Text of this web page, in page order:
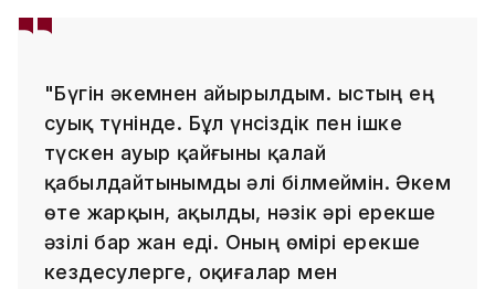
"Бүгін әкемнен айырылдым. Қыстың ең
суық түнінде. Бұл үнсіздік пен ішке
түскен ауыр қайғыны қалай
қабылдайтынымды әлі білмеймін. Әкем
өте жарқын, ақылды, нәзік әрі ерекше
әзілі бар жан еді. Оның өмірі ерекше
кездесулерге, оқиғалар мен